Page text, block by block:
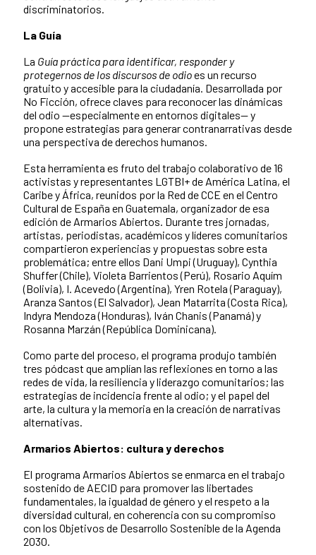
discriminatorios.
La Guía
La Guía práctica para identificar, responder y
protegernos de los discursos de odioes un recurso
gratuito y accesible para la ciudadanía. Desarrollada por
No Ficción, ofrece claves para reconocer las dinámicas
del odio —especialmente en entornos digitales— y
propone estrategias para generar contranarrativas desde
una perspectiva de derechos humanos.
Esta herramienta es fruto del trabajo colaborativo de 16
activistas y representantes LGTBI+ de América Latina, el
Caribe y África, reunidos por la Red de CCE en el Centro
Cultural de España en Guatemala, organizador de esa
edición de Armarios Abiertos. Durante tres jornadas,
artistas, periodistas, académicos y líderes comunitarios
compartieron experiencias y propuestas sobre esta
problemática; entre ellos Dani Umpi (Uruguay), Cynthia
Shuffer (Chile), Violeta Barrientos (Perú), Rosario Aquím
(Bolivia), I. Acevedo (Argentina), Yren Rotela (Paraguay),
Aranza Santos (El Salvador), Jean Matarrita (Costa Rica),
Indyra Mendoza (Honduras), Iván Chanis (Panamá) y
Rosanna Marzán (República Dominicana).
Como parte del proceso, el programa produjo también
tres pódcast que amplían las reflexiones en torno a las
redes de vida, la resiliencia y liderazgo comunitarios; las
estrategias de incidencia frente al odio; y el papel del
arte, la cultura y la memoria en la creación de narrativas
alternativas.
Armarios Abiertos: cultura y derechos
El programa Armarios Abiertos se enmarca en el trabajo
sostenido de AECID para promover las libertades
fundamentales, la igualdad de género y el respeto a la
diversidad cultural, en coherencia con su compromiso
con los Objetivos de Desarrollo Sostenible de la Agenda
2030.